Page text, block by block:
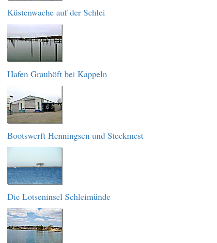
Küstenwache auf der Schlei
Hafen Grauhöft bei Kappeln
Bootswerft Henningsen und Steckmest
Die Lotseninsel Schleimünde